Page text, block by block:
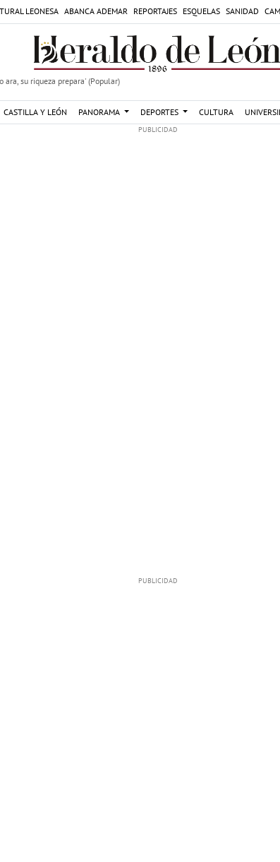
LEONESA ABANCA ADEMAR REPORTAJES ESQUELAS SANIDAD
ara, su riqueza prepara' (Popular)
CASTILLA Y LEÓN PANORAMA DEPORTES CULTURA